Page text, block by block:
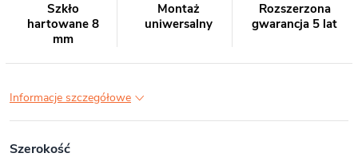
Szkło
hartowane 8
mm
Montaż
uniwersalny
Rozszerzona
gwarancja 5 lat
Informacje szczegółowe